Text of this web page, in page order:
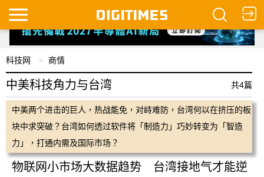
科技网 商情
中美科技角力与台湾 共4篇
中美两个进击的巨人，热战能免，对峙难防，台湾何以在挤压的板
块中求突破？台湾如何透过软件将「制造力」巧妙转变为「智造
力」，打通内需及国际市场？
物联网小市场大数据趋势 台湾接地气才能逆